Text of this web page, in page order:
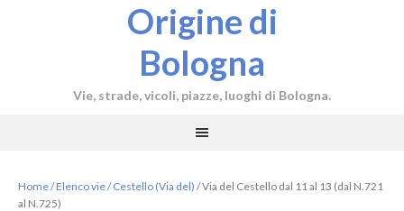
Origine di
Bologna
Vie, strade, vicoli, piazze, luoghi di Bologna.
Home/Elenco vie/ Cestello (Via del) /Via del Cestello dal 11 al 13 (dal N.721
al N.725)